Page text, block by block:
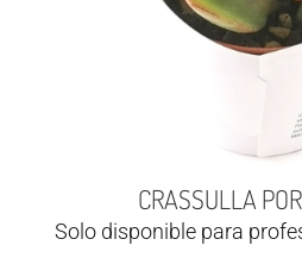
CRASSULLA
Solo disponible para